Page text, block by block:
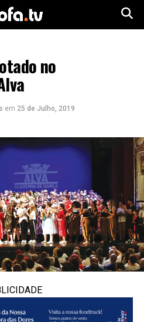
no
em 25 de Julho, 2019